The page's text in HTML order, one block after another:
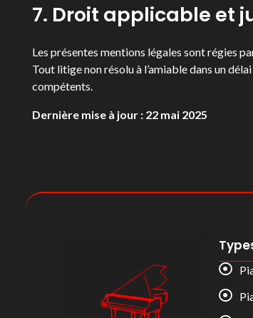
7. Droit applicable et
Les présentes mentions légales sont régies
Tout litige non résolu à l’amiable dans un
compétents.
Dernière mise à jour : 22 mai 2025